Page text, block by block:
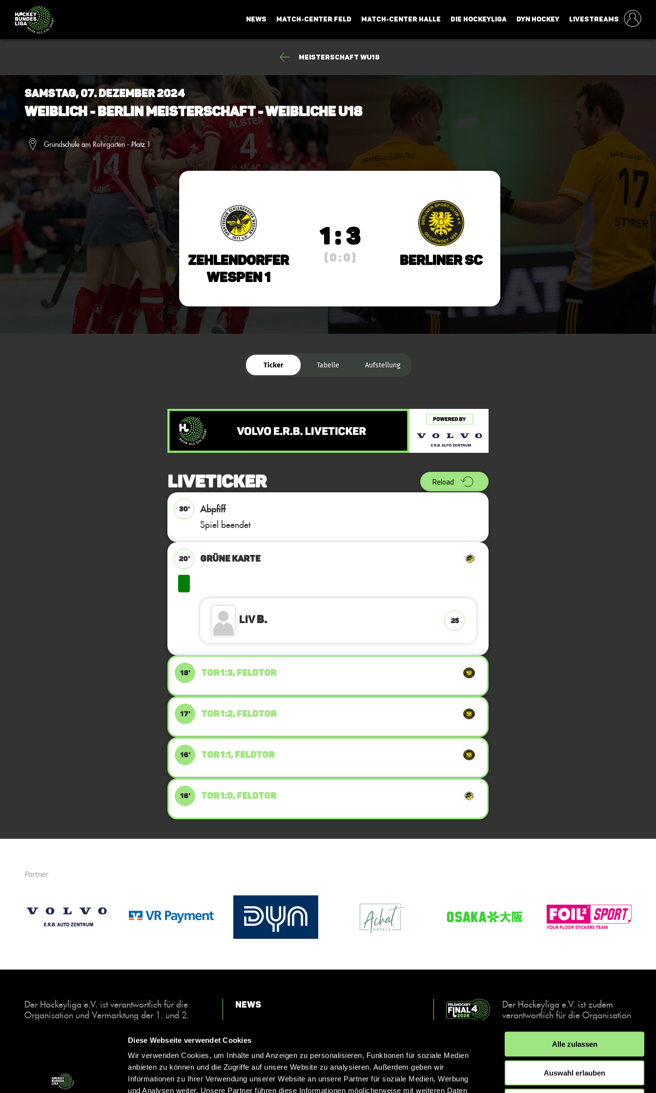
Diese Webseite verwendet Cookies
Wir verwenden Cookies, um Inhalte und Anzeigen zu personalisieren, Funktionen für soziale Medien
anbieten zu können und die Zugriffe auf unsere Website zu analysieren. Außerdem geben wir
Informationen zu Ihrer Verwendung unserer Website an unsere Partner für soziale Medien, Werbung
und Analysen weiter. Unsere Partner führen diese Informationen möglicherweise mit weiteren Daten
Alle zulassen
Auswahl erlauben
NEWS MATCH-CENTER FELD MATCH-CENTER HALLE DIE HOCKEYLIGA DYN HOCKEY LIVESTREAMS
Meisterschaft wU18
Samstag, 07. Dezember 2024
Weiblich - BERLIN Meisterschaft - Weibliche U18
Grundschule am Rohrgarten - Platz 1
Zehlendorfer
Wespen 1
1 : 3
( 0 : 0 ) Berliner SC
Ticker Tabelle Aufstellung
Liveticker Reload
30'
Abpfiff
Spiel beendet
20' GRÜNE KARTE
LivB. 25
18' TOR 1:3, FELDTOR
17' TOR 1:2, FELDTOR
16' TOR 1:1, FELDTOR
16' TOR 1:0, FELDTOR
Partner
Der Hockeyliga e.V. ist verantwortlich für die
Organisation und Vermarktung der 1. und 2.
Halle. Insgesamt sind über 60 Vereine unter dem
Dach der Hockeyliga organisiert, sowohl im
Herren als auch im Damen Bereich.
News
Kontakt
Der Hockeyliga e.V. ist zudem
verantwortlich für die Organisation
Events, der deutschen Hockey-
Meisterschaften.